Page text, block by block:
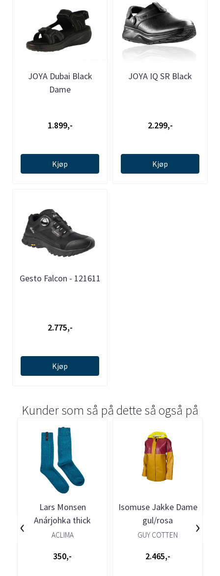
JOYA Dubai Black
Dame
1.899,-
Kjøp
JOYA IQ SR Black
2.299,-
Kjøp
Gesto Falcon - 121611
2.775,-
Kjøp
Kunder som så på dette så også på
Lars Monsen
Anárjohka thick
socks
ACLIMA
350,-
Isomuse Jakke Dame
gul/rosa
GUY COTTEN
2.465,-
‹ ›